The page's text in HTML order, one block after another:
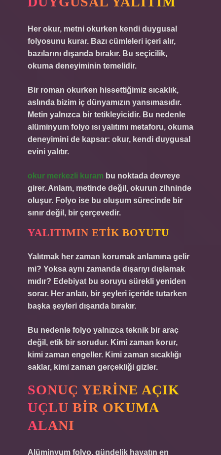
Her okur, metni okurken kendi duygusal
folyosunu kurar. Bazı cümleleri içeri alır,
bazılarını dışarıda bırakır. Bu seçicilik,
okuma deneyiminin temelidir.
Bir roman okurken hissettiğimiz sıcaklık,
aslında bizim iç dünyamızın yansımasıdır.
Metin yalnızca bir tetikleyicidir. Bu nedenle
alüminyum folyo ısı yalıtımı metaforu, okuma
deneyimini de kapsar: okur, kendi duygusal
evini yalıtır.
okur merkezli kuram bu noktada devreye
girer. Anlam, metinde değil, okurun zihninde
oluşur. Folyo ise bu oluşum sürecinde bir
sınır değil, bir çerçevedir.
YALITIMIN ETIK BOYUTU
Yalıtmak her zaman korumak anlamına gelir
mi? Yoksa aynı zamanda dışarıyı dışlamak
mıdır? Edebiyat bu soruyu sürekli yeniden
sorar. Her anlatı, bir şeyleri içeride tutarken
başka şeyleri dışarıda bırakır.
Bu nedenle folyo yalnızca teknik bir araç
değil, etik bir sorudur. Kimi zaman korur,
kimi zaman engeller. Kimi zaman sıcaklığı
saklar, kimi zaman gerçekliği gizler.
SONUÇ YERINE AÇIK
UÇLU BIR OKUMA
ALANI
Alüminyum folyo, gündelik hayatın en